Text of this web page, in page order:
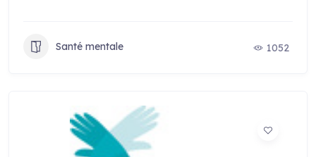
Santé mentale 1052